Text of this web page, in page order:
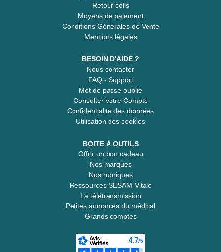
Retour colis
Moyens de paiement
Conditions Générales de Vente
Mentions légales
BESOIN D'AIDE ?
Nous contacter
FAQ - Support
Mot de passe oublié
Consulter votre Compte
Confidentialité des données
Utilisation des cookies
BOITE À OUTILS
Offrir un bon cadeau
Nos marques
Nos rubriques
Ressources SESAM-Vitale
La télétransmission
Petites annonces du médical
Grands comptes